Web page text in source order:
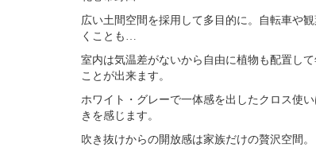
広い土間空間を採用して多目的に。自転車や
くことも…
室内は気温差がないから自由に植物も配置し
ことが出来ます。
ホワイト・グレーで一体感を出したクロス使
きを感じます。
吹き抜けからの開放感は家族だけの贅沢空間。